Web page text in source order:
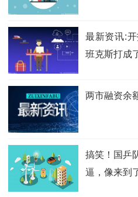
最新资讯:
班克斯打成
两市融资余
搞笑！国乒
逼，像来到